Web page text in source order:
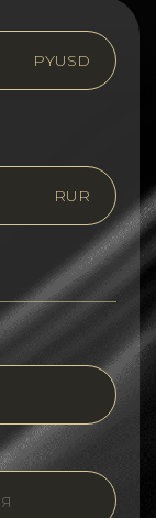
PYUSD
RUR